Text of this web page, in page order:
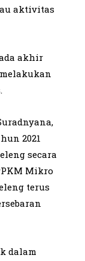
aktivitas
akhir
2021
secara
Mikro
terus
dalam